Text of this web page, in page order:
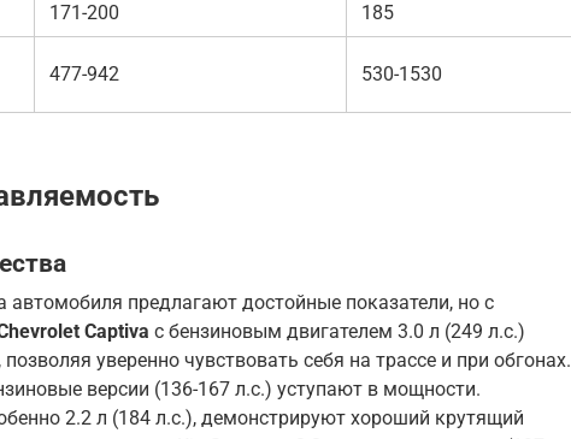
171-200 185
477-942 530-1530
автомобиля предлагают достойные показатели, но с
Captiva с бензиновым двигателем 3.0 л (249 л.с.)
уверенно чувствовать себя на трассе и при обгонах.
версии (136-167 л.с.) уступают в мощности.
2.2 л (184 л.с.), демонстрируют хороший крутящий